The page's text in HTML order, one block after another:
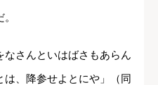
なさんといはばさもあらん
、降参せよとにや」（同